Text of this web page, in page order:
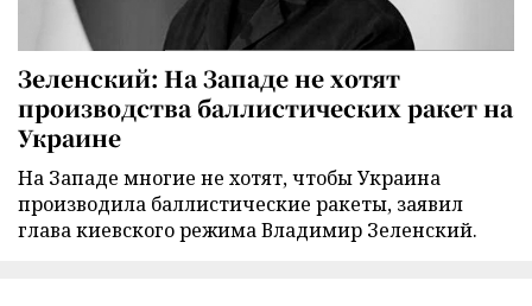
Зеленский: На Западе не хотят
производства баллистических ракет на
Украине
На Западе многие не хотят, чтобы Украина
производила баллистические ракеты, заявил
глава киевского режима Владимир Зеленский.